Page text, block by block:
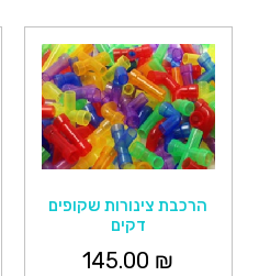
הרכבת צינורות שקופים
דקים
145.00 ₪